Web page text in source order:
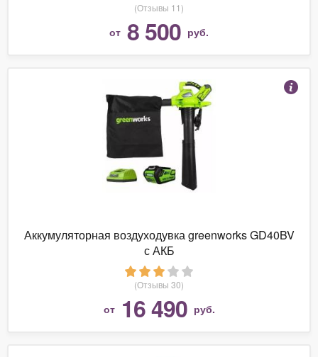
(Отзывы 11)
от 8 500 руб.
Аккумуляторная воздуходувка greenworks GD40BV
с АКБ
(Отзывы 30)
от 16 490 руб.